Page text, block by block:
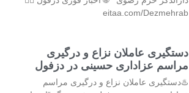
eitaa.com/Dezmehrab
دستگیری عاملان نزاع و درگیری
مراسم عزاداری حسینی در دزفول
♨️دستگیری عاملان نزاع و درگیری مراسم